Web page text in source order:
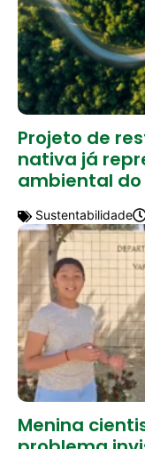
Projeto de
nativa já
ambiental do
Sustentabilidade
Menina